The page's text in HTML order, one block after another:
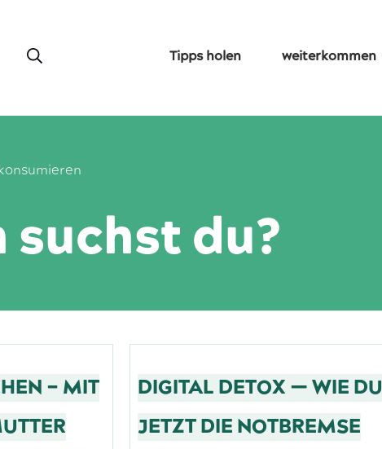
Tipps holen weiterkommen
suchst du?
– MIT
DIGITAL DETOX — WIE DU
JETZT DIE NOTBREMSE